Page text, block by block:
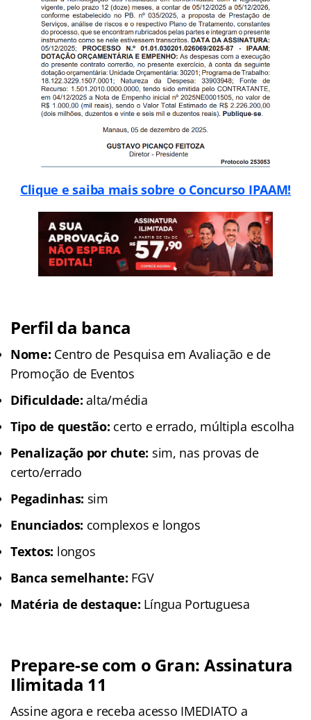
Clique e saiba mais sobre o Concurso IPAAM!
Perfil da banca
Nome: Centro de Pesquisa em Avaliação e de
Promoção de Eventos
Dificuldade: alta/média
Tipo de questão: certo e errado, múltipla escolha
Penalização por chute: sim, nas provas de
certo/errado
Pegadinhas: sim
Enunciados: complexos e longos
Textos: longos
Banca semelhante: FGV
Matéria de destaque: Língua Portuguesa
Prepare-se com o Gran: Assinatura
Ilimitada 11
Assine agora e receba acesso IMEDIATO a